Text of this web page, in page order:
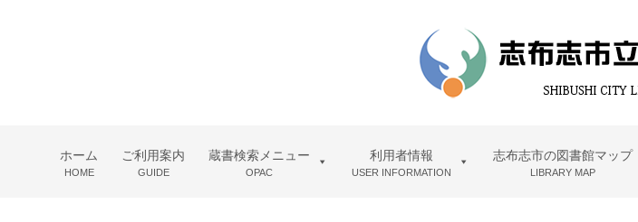
ホーム
HOME
ご利用案内
GUIDE
蔵書検索メニュー
OPAC
利用者情報
USER INFORMATION
志布志市の図書館マップ
LIBRARY MAP